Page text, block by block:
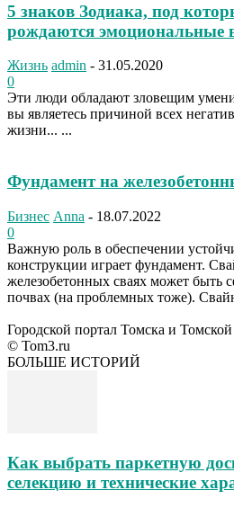
5 знаков Зодиака, под
рождаются эмоциональные
Жизнь admin - 31.05.2020
0
Эти люди обладают зловещим
вы являетесь причиной всех
жизни... ...
Фундамент на
Бизнес Anna - 18.07.2022
0
Важную роль в обеспечении
конструкции играет фундамент.
железобетонных сваях может быть
почвах (на проблемных тоже).
Городской портал Томска и Томской
© Tom3.ru
БОЛЬШЕ ИСТОРИЙ
Как выбрать паркетную
селекцию и технические